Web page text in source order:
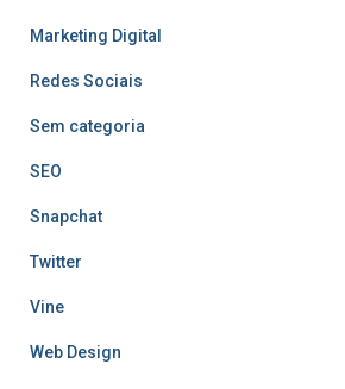
Marketing Digital
Redes Sociais
Sem categoria
SEO
Snapchat
Twitter
Vine
Web Design